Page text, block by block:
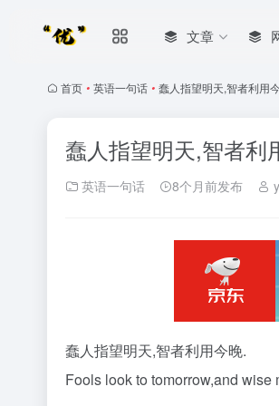
文章
首页 • 英语一句话 • 蠢人指望明天,智者利用
蠢人指望明天,智者利
英语一句话 8个月前发布
蠢人指望明天,智者利用今晚.
Fools look to tomorrow,and wise